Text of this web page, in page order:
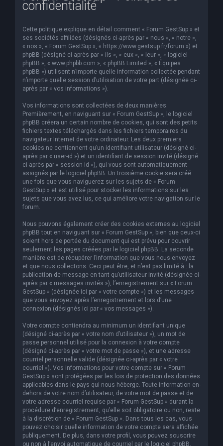
confidentialité
Cette politique explique en détail comment « Forum GestSup » et
ses sociétés affiliées (désignés ci-après par « nous », « notre »,
« nos », « Forum GestSup », « https://www.gestsup.fr/forum ») et
phpBB (désigné ci-après par « ils », « eux », « leur », « logiciel
phpBB », « www.phpbb.com », « phpBB Limited », « Équipes
phpBB ») utilisent n’importe quelle information collectée pendant
n’importe quelle session d’utilisation de votre part (désignée ci-
après par « vos informations »).
Vos informations sont collectées de deux manières.
Premièrement, en naviguant sur « Forum GestSup », le logiciel
phpBB créera un certain nombre de cookies, qui sont des petits
fichiers textes téléchargés dans les fichiers temporaires du
navigateur Internet de votre ordinateur. Les deux premiers
cookies ne contiennent qu’un identifiant utilisateur (désigné ci-
après par « user-id ») et un identifiant de session invité (désigné
ci-après par « session-id »), qui vous sont automatiquement
assignés par le logiciel phpBB. Un troisième cookie sera créé
une fois que vous naviguerez sur les sujets de « Forum
GestSup » et est utilisé pour stocker les informations sur les
sujets que vous avez lus, ce qui améliore votre navigation sur le
forum.
Nous pouvons également créer des cookies externes au logiciel
phpBB tout en naviguant sur « Forum GestSup », bien que ceux-ci
soient hors de portée du document qui est prévu pour couvrir
seulement les pages créées par le logiciel phpBB. La seconde
manière est de récupérer l’information que vous nous envoyez
et que nous collectons. Ceci peut être, et n’est pas limité à : la
publication de message en tant qu’utilisateur invité (désignée ci-
après par « messages invités »), l’enregistrement sur « Forum
GestSup » (désignée ici par « votre compte ») et les messages
que vous envoyez après l’enregistrement et lors d’une
connexion (désignés ici par « vos messages »).
Votre compte contiendra au minimum un identifiant unique
(désigné ci-après par « votre nom d’utilisateur »), un mot de
passe personnel utilisé pour la connexion à votre compte
(désigné ci-après par « votre mot de passe »), et une adresse
courriel personnelle valide (désignée ci-après par « votre
courriel »). Vos informations pour votre compte sur « Forum
GestSup » sont protégées par les lois de protection des données
applicables dans le pays qui nous héberge. Toute information en-
dehors de votre nom d’utilisateur, de votre mot de passe et de
votre adresse courriel requise par « Forum GestSup » durant la
procédure d’enregistrement, qu’elle soit obligatoire ou non, reste
à la discrétion de « Forum GestSup ». Dans tous les cas, vous
pouvez choisir quelle information de votre compte sera affichée
publiquement. De plus, dans votre profil, vous pouvez souscrire
ou non à l’envoi automatique de courriel par le logiciel phpBB.